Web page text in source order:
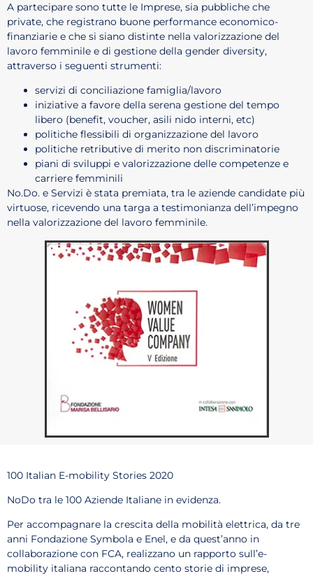
A partecipare sono tutte le Imprese, sia pubbliche che
private, che registrano buone performance economico-
finanziarie e che si siano distinte nella valorizzazione del
lavoro femminile e di gestione della gender diversity,
attraverso i seguenti strumenti:
servizi di conciliazione famiglia/lavoro
iniziative a favore della serena gestione del tempo
libero (benefit, voucher, asili nido interni, etc)
politiche flessibili di organizzazione del lavoro
politiche retributive di merito non discriminatorie
piani di sviluppi e valorizzazione delle competenze e
carriere femminili
No.Do. e Servizi è stata premiata, tra le aziende candidate più
virtuose, ricevendo una targa a testimonianza dell’impegno
nella valorizzazione del lavoro femminile.
100 Italian E-mobility Stories 2020
NoDo tra le 100 Aziende Italiane in evidenza.
Per accompagnare la crescita della mobilità elettrica, da tre
anni Fondazione Symbola e Enel, e da quest’anno in
collaborazione con FCA, realizzano un rapporto sull’e-
mobility italiana raccontando cento storie di imprese,